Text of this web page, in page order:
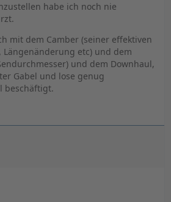
habe ich noch nie
mit dem Camber (seiner effektiven
Längenänderung etc) und dem
und dem Downhaul,
Gabel und lose genug
beschäftigt.